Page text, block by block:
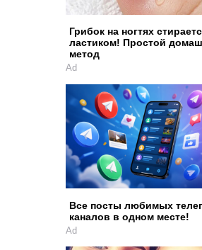
Грибок на ногтях
ластиком! Простой
метод
Ad
Все посты любимых
каналов в одном месте!
Ad